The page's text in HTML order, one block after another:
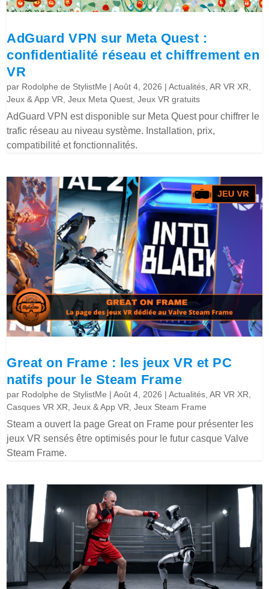
AdGuard VPN sur Meta Quest :
confidentialité réseau et chiffrement en
VR
par Rodolphe de StylistMe |Août 4, 2026 |Actualités ,AR VR XR
Jeux & App VR ,Jeux Meta Quest ,Jeux VR gratuits
AdGuard VPN est disponible sur Meta Quest pour chiffrer le
trafic réseau au niveau système. Installation, prix,
compatibilité et fonctionnalités.
Great on Frame : les jeux VR et PC
natifs pour le Steam Frame
par Rodolphe de StylistMe |Août 4, 2026 |Actualités ,AR VR XR
Casques VR XR ,Jeux & App VR ,Jeux Steam Frame
Steam a ouvert la page Great on Frame pour présenter les
jeux VR sensés être optimisés pour le futur casque Valve
Steam Frame.